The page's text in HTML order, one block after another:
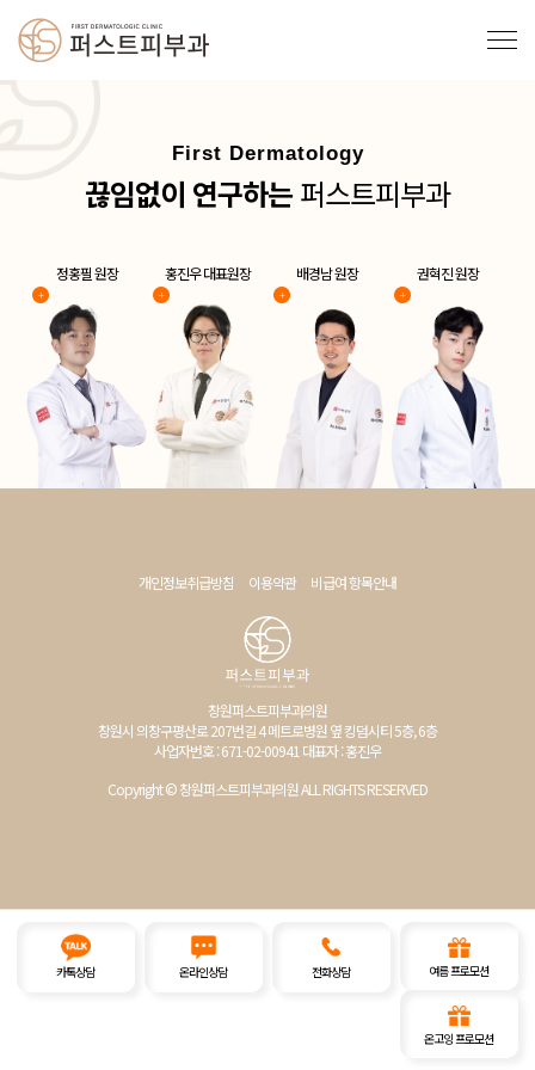
First Dermatology
끊임없이 연구하는퍼스트피부과
정홍필 원장 홍진우 대표원장 배경남 원장 권혁진 원장
카톡상담 온라인상담 전화상담 여름 프로모션
온고잉 프로모션
개인정보취급방침 이용약관 비급여 항목안내
창원퍼스트피부과의원
창원시 의창구평산로 207번길 4 메트로병원 옆 킹덤시티 5층, 6층
사업자번호 : 671-02-00941 대표자 : 홍진우
Copyright © 창원퍼스트피부과의원 ALL RIGHTS RESERVED